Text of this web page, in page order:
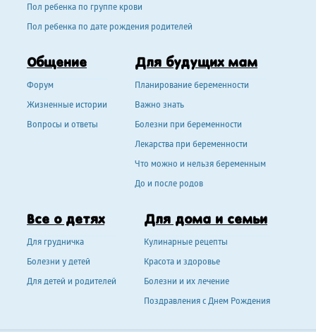
Пол ребенка по группе крови
Пол ребенка по дате рождения родителей
Общение
Форум
Жизненные истории
Вопросы и ответы
Для будущих мам
Планирование беременности
Важно знать
Болезни при беременности
Лекарства при беременности
Что можно и нельзя беременным
До и после родов
Все о детях
Для грудничка
Болезни у детей
Для детей и родителей
Для дома и семьи
Кулинарные рецепты
Красота и здоровье
Болезни и их лечение
Поздравления с Днем Рождения